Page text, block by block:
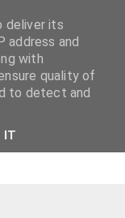
deliver its
address and
with
quality of
to detect and
IT